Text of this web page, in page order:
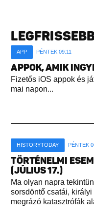
APP PÉNTEK 09:11
APPOK, AMIK
Fizetős iOS appok és
mai napon...
HISTORYTODAY PÉNTEK
TÖRTÉNELMI
(JÚLIUS 17.)
Ma olyan napra
sorsdöntő csatái,
megrázó katasztrófák